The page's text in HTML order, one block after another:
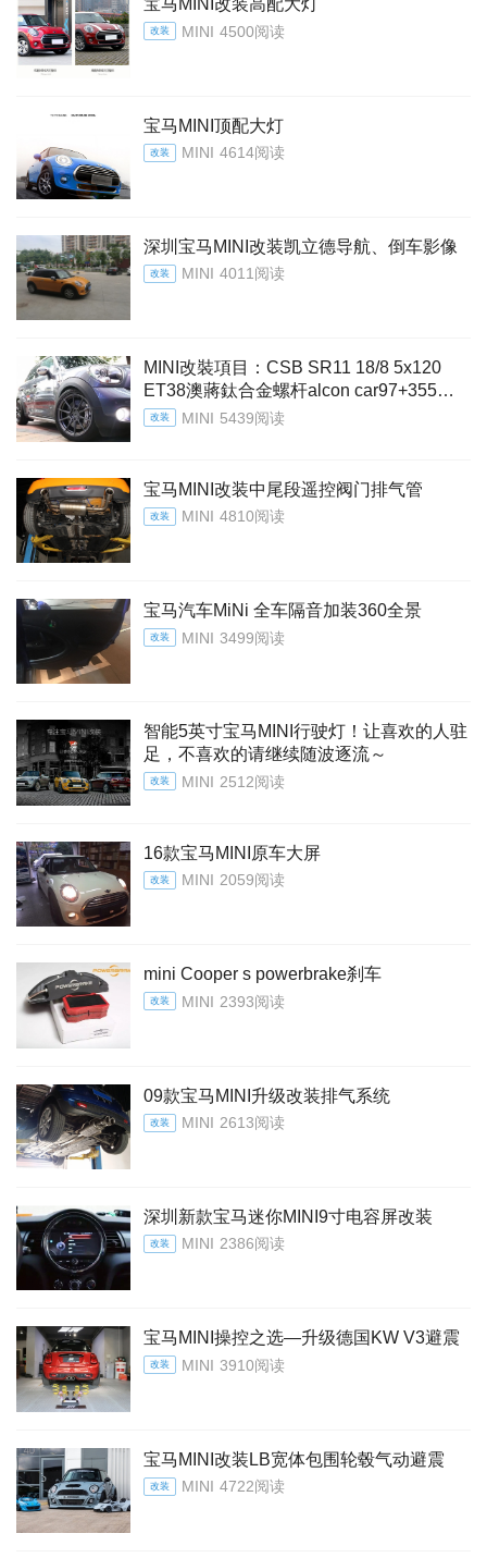
宝马MINI改装高配大灯
改装 MINI 4500阅读
宝马MINI顶配大灯
改装 MINI 4614阅读
深圳宝马MINI改装凯立德导航、倒车影像
改装 MINI 4011阅读
MINI改裝項目：CSB SR11 18/8 5x120
ET38澳蔣鈦合金螺杆alcon car97+355大
碟KW V3 絞牙避震TMC 外掛電腦
改装 MINI 5439阅读
宝马MINI改装中尾段遥控阀门排气管
改装 MINI 4810阅读
宝马汽车MiNi 全车隔音加装360全景
改装 MINI 3499阅读
智能5英寸宝马MINI行驶灯！让喜欢的人驻
足，不喜欢的请继续随波逐流～
改装 MINI 2512阅读
16款宝马MINI原车大屏
改装 MINI 2059阅读
mini Cooper s powerbrake刹车
改装 MINI 2393阅读
09款宝马MINI升级改装排气系统
改装 MINI 2613阅读
深圳新款宝马迷你MINI9寸电容屏改装
改装 MINI 2386阅读
宝马MINI操控之选—升级德国KW V3避震
改装 MINI 3910阅读
宝马MINI改装LB宽体包围轮毂气动避震
改装 MINI 4722阅读